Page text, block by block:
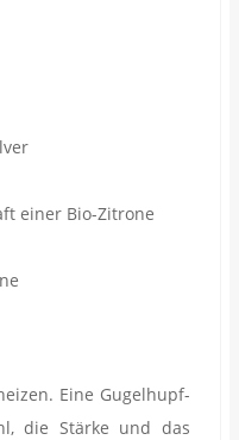
einer Bio-Zitrone
Eine Gugelhupf-
die Stärke und das